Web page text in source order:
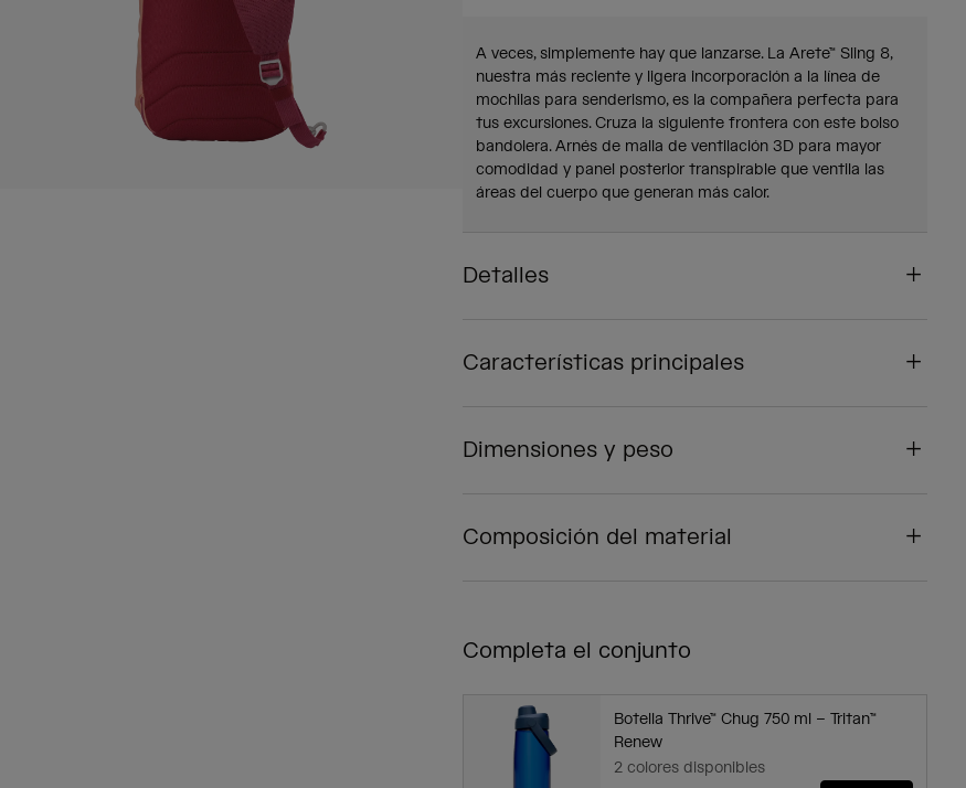
A veces, simplemente hay que lanzarse. La Arete™ Sling 8,
nuestra más reciente y ligera incorporación a la línea de
mochilas para senderismo, es la compañera perfecta para
tus excursiones. Cruza la siguiente frontera con este bolso
bandolera. Arnés de malla de ventilación 3D para mayor
comodidad y panel posterior transpirable que ventila las
áreas del cuerpo que generan más calor.
Detalles
Características principales
Dimensiones y peso
Composición del material
Completa el conjunto
Botella Thrive™ Chug 750 ml – Tritan™
Renew
2 colores disponibles